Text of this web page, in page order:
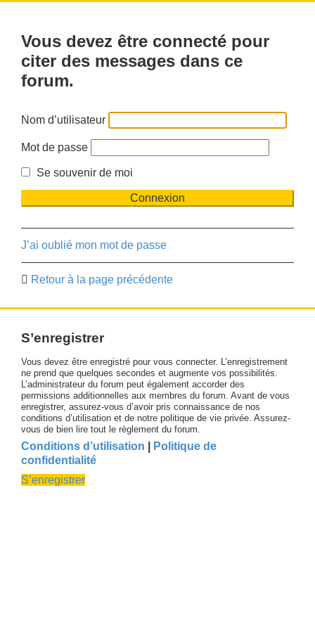
Vous devez être connecté pour
citer des messages dans ce
forum.
Nom d’utilisateur
Mot de passe
Se souvenir de moi
J’ai oublié mon mot de passe
Retour à la page précédente
S’enregistrer
Vous devez être enregistré pour vous connecter. L’enregistrement
ne prend que quelques secondes et augmente vos possibilités.
L’administrateur du forum peut également accorder des
permissions additionnelles aux membres du forum. Avant de vous
enregistrer, assurez-vous d’avoir pris connaissance de nos
conditions d’utilisation et de notre politique de vie privée. Assurez-
vous de bien lire tout le règlement du forum.
Conditions d’utilisation
Politique de
confidentialité
S’enregistrer